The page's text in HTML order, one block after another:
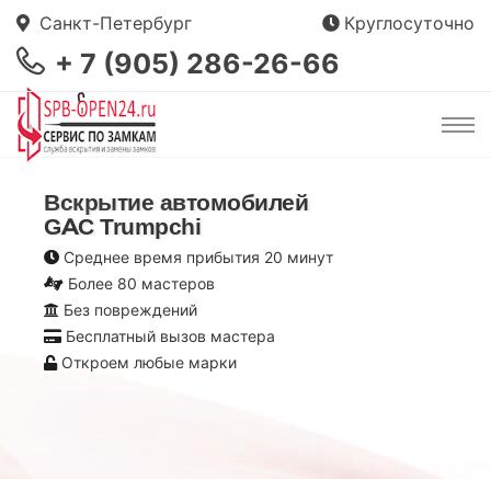
Санкт-Петербург Круглосуточно
+ 7 (905) 286-26-66
Вскрытие автомобилей
GAC Trumpchi
Среднее время прибытия 20 минут
Более 80 мастеров
Без повреждений
Бесплатный вызов мастера
Откроем любые марки